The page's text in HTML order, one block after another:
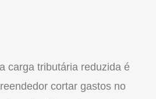
carga tributária reduzida é
cortar gastos no